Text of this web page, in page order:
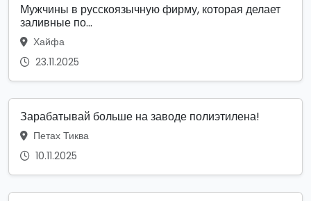
Мужчины в русскоязычную фирму, которая делает
заливные по...
Хайфа
23.11.2025
Зарабатывай больше на заводе полиэтилена!
Петах Тиква
10.11.2025